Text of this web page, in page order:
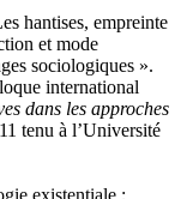
hantises, empreinte
et mode
sociologiques ».
international
dans les approches
tenu à l’Université